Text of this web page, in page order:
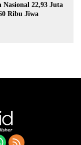
22,93 Juta
Ribu Jiwa